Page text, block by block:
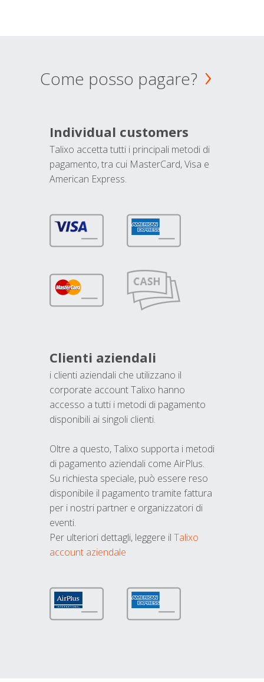
Come posso pagare?
Individual customers
Talixo accetta tutti i principali metodi di
pagamento, tra cui MasterCard, Visa e
American Express.
Clienti aziendali
i clienti aziendali che utilizzano il
corporate account Talixo hanno
accesso a tutti i metodi di pagamento
disponibili ai singoli clienti.
Oltre a questo, Talixo supporta i metodi
di pagamento aziendali come AirPlus.
Su richiesta speciale, può essere reso
disponibile il pagamento tramite fattura
per i nostri partner e organizzatori di
eventi.
Per ulteriori dettagli, leggere il Talixo
account aziendale